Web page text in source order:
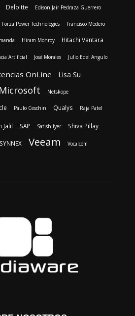
Deloitte Edison Jair Pedraza Guerrero
Forza Power Technologies Francisco Medero
Hiram Monroy Hitachi Vantara
Artificial José Morales Julio Edel Angulo
OnLine Lisa Su
Microsoft Netskope
Paulo Ceschin Qualys Raja Patel
Jalil SAP Satish Iyer Shiva Pillay
Veeam Vocalcom